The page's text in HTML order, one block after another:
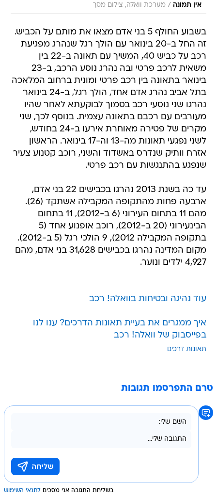
אין תמונה / מערכת וואלה, צילום מסך
בשבוע החולף 5 בני אדם מצאו את מותם על הכביש.
זה החל ב-20 בינואר עם הולך רגל שנהרג מפגיעת
רכב על כביש 40, המשיך עם תאונה ב-22 בין
משאית לרכב פרטי ובה נהרג נוסע הרכב, ב-23
בינואר בתאונה בין רכב פרטי ומונית ברחוב המלאכה
בתל אביב נהרג אדם אחד, הולך רגל, ב-24 בינואר
נהרגו שני נוסעי רכב בסמוך לבוקעתא לאחר שהיו
מעורבים עם רכבם בתאונה עצמית. בנוסף לכך, שני
מקרים של פטירה מאוחרת אירעו ב-24 בחודש,
לשני נפגעי תאונות מה-13 וה-17 בינואר. הראשון
אזרח וותיק שנדרס באשדוד והשני, רוכב קטנוע צעיר
שנפגע בהתנגשות עם רכב פרטי.
עד כה בשנת 2013 נהרגו בכבישים 22 בני אדם,
ארבעה פחות מהתקופה המקבילה אשתקד (26).
מהם 11 בתחום העירוני (6 ב-2012), 11 בתחום
הבינעירוני (20 ב-2012), רוכב אופנוע אחד (5
בתקופה המקבילה 2012), 9 הולכי רגל (5 ב-2012).
מקום המדינה נהרגו בכבישים 31,628 בני אדם, מהם
4,927 ילדים ונוער.
עוד נהיגה ובטיחות בוואלה! רכב
איך ממגרים את בעיית תאונות הדרכים? ענו לנו
בפייסבוק של וואלה! רכב
תאונות דרכים
טרם התפרסמו תגובות
בשליחת התגובה אני מסכים לתנאי השימוש